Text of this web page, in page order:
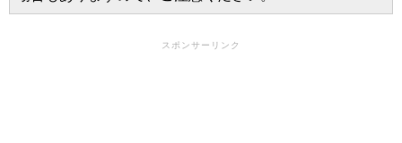
スポンサーリンク